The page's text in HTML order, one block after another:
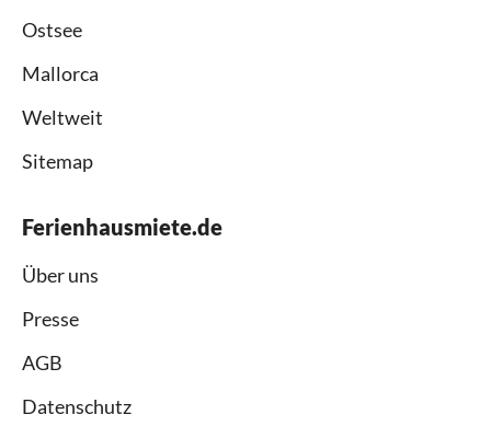
Ostsee
Mallorca
Weltweit
Sitemap
Ferienhausmiete.de
Über uns
Presse
AGB
Datenschutz